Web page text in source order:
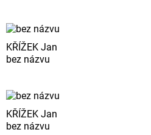
KŘÍŽEK Jan
bez názvu
KŘÍŽEK Jan
bez názvu